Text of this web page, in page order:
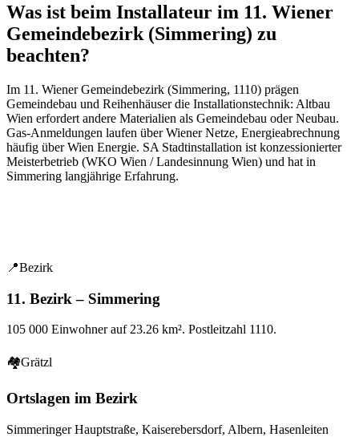
Was ist beim Installateur im 11. Wiener
Gemeindebezirk (Simmering) zu
beachten?
Im 11 . Wiener Gemeindebezirk (Simmering, 1110) prägen
Gemeindebau und Reihenhäuserdie Installationstechnik: Altbau
Wien erfordert andere Materialien als Gemeindebau oder Neubau.
Gas-Anmeldungen laufen über Wiener Netze, Energieabrechnung
häufig über Wien Energie. SA Stadtinstallation ist konzessionierter
Meisterbetrieb (WKO Wien / Landesinnung Wien) und hat in
Simmering langjährige Erfahrung.
📍Bezirk
11. Bezirk – Simmering
105 000 Einwohner auf 23.26 km². Postleitzahl 1110.
🏘Grätzl
Ortslagen im Bezirk
Simmeringer Hauptstraße, Kaiserebersdorf, Albern, Hasenleiten